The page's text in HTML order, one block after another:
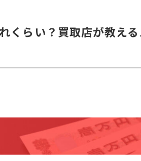
くらい？買取店が教え